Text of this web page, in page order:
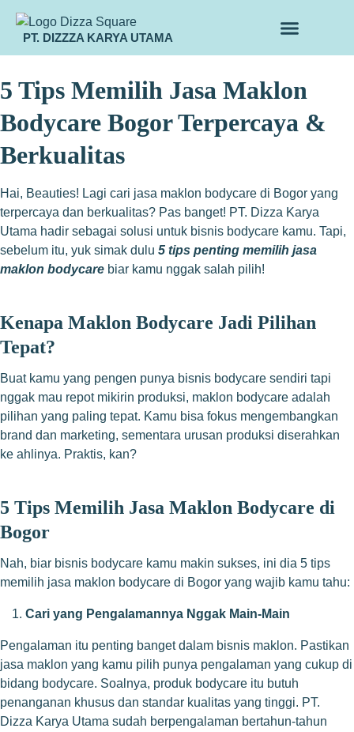
PT. DIZZZA KARYA UTAMA
5 Tips Memilih Jasa Maklon
Bodycare Bogor Terpercaya &
Berkualitas
Hai, Beauties! Lagi cari jasa maklon bodycare di Bogor yang
terpercaya dan berkualitas? Pas banget! PT. Dizza Karya
Utama hadir sebagai solusi untuk bisnis bodycare kamu. Tapi,
sebelum itu, yuk simak dulu 5 tips penting memilih jasa
maklon bodycare biar kamu nggak salah pilih!
Kenapa Maklon Bodycare Jadi Pilihan
Tepat?
Buat kamu yang pengen punya bisnis bodycare sendiri tapi
nggak mau repot mikirin produksi, maklon bodycare adalah
pilihan yang paling tepat. Kamu bisa fokus mengembangkan
brand dan marketing, sementara urusan produksi diserahkan
ke ahlinya. Praktis, kan?
5 Tips Memilih Jasa Maklon Bodycare di
Bogor
Nah, biar bisnis bodycare kamu makin sukses, ini dia 5 tips
memilih jasa maklon bodycare di Bogor yang wajib kamu tahu:
Cari yang Pengalamannya Nggak Main-Main
Pengalaman itu penting banget dalam bisnis maklon. Pastikan
jasa maklon yang kamu pilih punya pengalaman yang cukup di
bidang bodycare. Soalnya, produk bodycare itu butuh
penanganan khusus dan standar kualitas yang tinggi. PT.
Dizza Karya Utama sudah berpengalaman bertahun-tahun